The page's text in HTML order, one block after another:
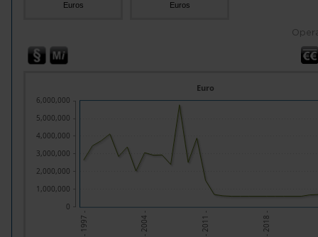
Euros Euros
- 1997 - - 2004 - - 2011 - - 2018 -
Euro
0
1,000,000
2,000,000
3,000,000
4,000,000
5,000,000
6,000,000